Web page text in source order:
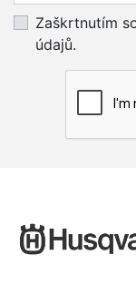
Zaškrtnutím
údajů.